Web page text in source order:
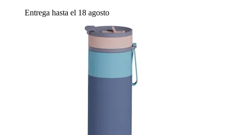
Entrega hasta el 18 agosto